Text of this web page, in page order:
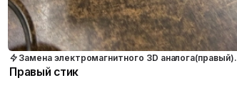
Замена электромагнитного 3D аналога(правый).
Правый стик